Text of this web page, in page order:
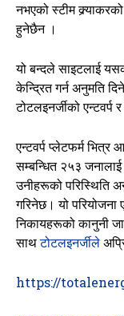
नभएको स्टीम
हुनेछैन ।
यो बन्दले साइटलाई
केन्द्रित गर्न अनुमति
टोटलइनर्जीको
एन्टवर्प प्लेटफर्म भित्र
सम्बन्धित २५३ जनालाई
उनीहरूको परिस्थिति
गरिनेछ। यो परियोजना
निकायहरूको कानुनी
साथटोटलइनर्जीले
https://